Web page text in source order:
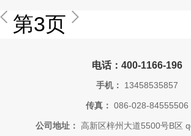
第3页
电话：400-1166-196
手机： 13458535857
传真： 086-028-84555506
公司地址： 高新区梓州大道5500号B区